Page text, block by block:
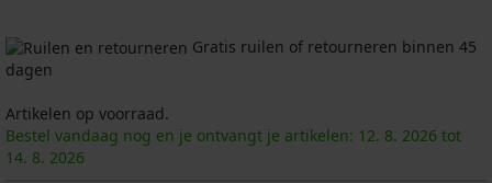
Gratis ruilen of retourneren binnen 45
dagen
Artikelen op voorraad.
Bestel vandaag nog en je ontvangt je artikelen: 12. 8. 2026 tot
14. 8. 2026